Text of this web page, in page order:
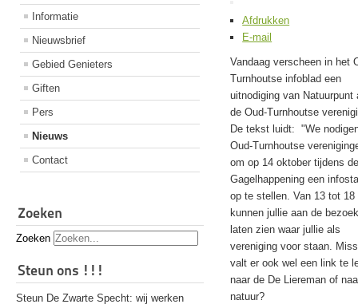
Informatie
Nieuwsbrief
Gebied Genieters
Giften
Pers
Nieuws
Contact
Zoeken
Zoeken
Steun ons !!!
Steun De Zwarte Specht: wij werken
Afdrukken
E-mail
Vandaag verscheen in het
Turnhoutse infoblad een
uitnodiging van Natuurpunt
de Oud-Turnhoutse
De tekst luidt: "We
Oud-Turnhoutse
om op 14 oktober tijdens
Gagelhappening een
op te stellen. Van 13 tot 18
kunnen jullie aan de
laten zien waar jullie als
vereniging voor staan.
valt er ook wel een link te
naar de De Liereman of
natuur?